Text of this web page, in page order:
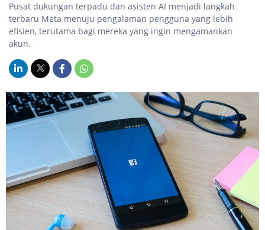
Pusat dukungan terpadu dan asisten AI menjadi langkah
terbaru Meta menuju pengalaman pengguna yang lebih
efisien, terutama bagi mereka yang ingin mengamankan
akun.